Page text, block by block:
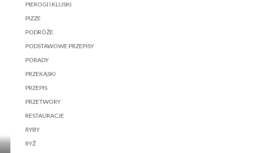
PIEROGI I KLUSKI
PIZZE
PODRÓŻE
PODSTAWOWE PRZEPISY
PORADY
PRZEKĄSKI
PRZEPIS
PRZETWORY
RESTAURACJE
RYBY
RYŻ